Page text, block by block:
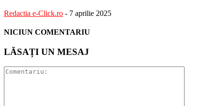
Redactia e-Click.ro - 7 aprilie 2025
NICIUN COMENTARIU
LĂSAȚI UN MESAJ